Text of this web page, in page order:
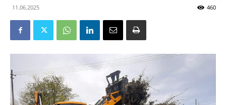
11.06.2025 460